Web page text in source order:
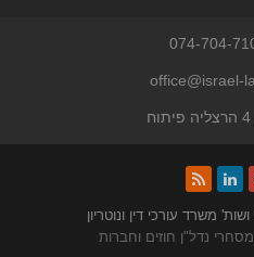
074-704-
office@israel-
משרד עורכי דין ונוטריון
נדל"ן חוזים וחברות